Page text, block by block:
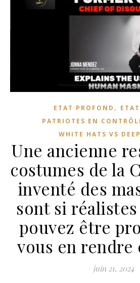
ETAT PROFOND ,
PATRIOTES EN
WHITE HATS VS
Une ancienne
costumes de la
inventé des
sont si
pouvez être
vous en rendre
juin 21, 2024